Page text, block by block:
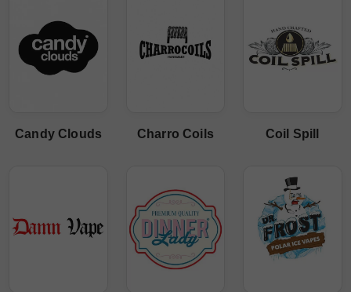
Candy Clouds Charro Coils Coil Spill